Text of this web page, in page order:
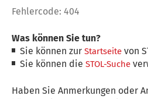
Fehlercode: 404
Was können Sie tun?
Sie können zurStartseite von
Sie können dieSTOL-Suche
Haben Sie Anmerkungen oder